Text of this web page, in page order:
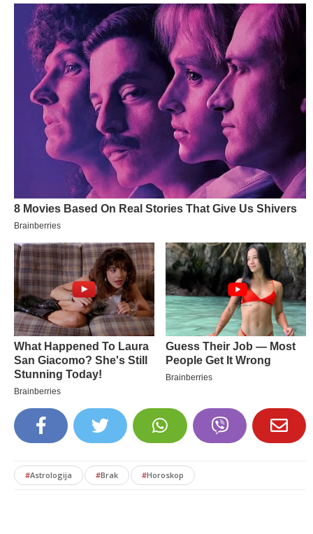
#Astrologija #Brak #Horoskop